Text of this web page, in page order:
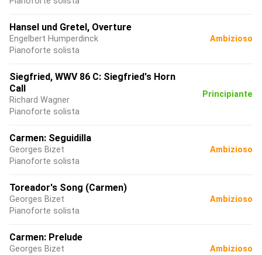
Hansel und Gretel, Overture
Engelbert Humperdinck
Pianoforte solista
Ambizioso
Siegfried, WWV 86 C: Siegfried's Horn
Call
Richard Wagner
Pianoforte solista
Principiante
Carmen: Seguidilla
Georges Bizet
Pianoforte solista
Ambizioso
Toreador's Song (Carmen)
Georges Bizet
Pianoforte solista
Ambizioso
Carmen: Prelude
Georges Bizet
Ambizioso